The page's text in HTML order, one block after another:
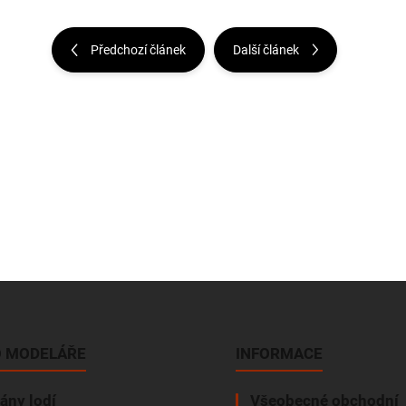
Předchozí článek Další článek
MODELÁŘE
lodí
INFORMACE
Všeobecné obchodní